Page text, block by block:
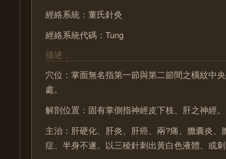
經絡系統：董氏針灸
經絡系統代碼：Tung
描述：
穴位：掌面無名指第一節與第二節間之橫紋中
處。
解剖位置：固有掌側指神經皮下枝、肝之神經。
主治：肝硬化、肝炎、肝癌、兩?痛、膽囊炎、
症、半身不遂。以三稜針刺出黃白色液體、或